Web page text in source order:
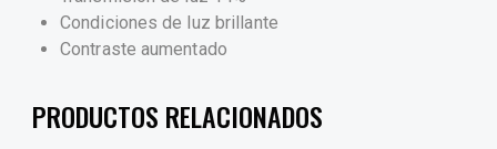
Condiciones de luz brillante
Contraste aumentado
PRODUCTOS RELACIONADOS